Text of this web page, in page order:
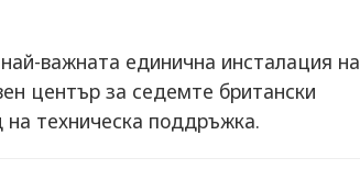
важната единична инсталация на
център за седемте британски
техническа поддръжка.